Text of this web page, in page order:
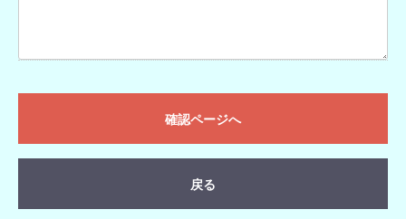
確認ページへ
戻る